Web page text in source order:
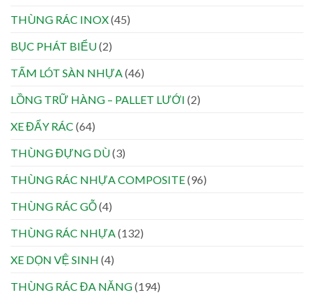
THÙNG RÁC INOX(45)
BỤC PHÁT BIỂU(2)
TẤM LÓT SÀN NHỰA(46)
LỒNG TRỮ HÀNG – PALLET LƯỚI (2)
XE ĐẨY RÁC (64)
THÙNG ĐỰNG DÙ(3)
THÙNG RÁC NHỰA COMPOSITE(96)
THÙNG RÁC GỖ(4)
THÙNG RÁC NHỰA(132)
XE DỌN VỆ SINH (4)
THÙNG RÁC ĐA NĂNG(194)